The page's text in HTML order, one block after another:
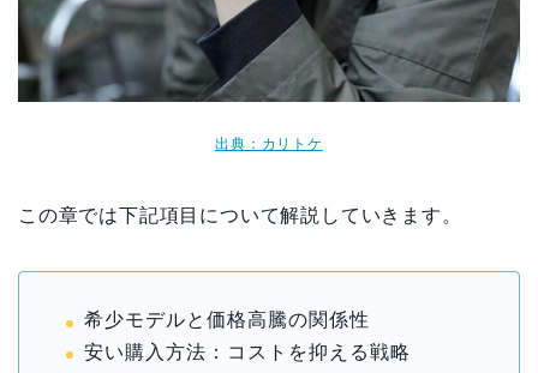
出典：カリトケ
この章では下記項目について解説していきます。
希少モデルと価格高騰の関係性
安い購入方法：コストを抑える戦略